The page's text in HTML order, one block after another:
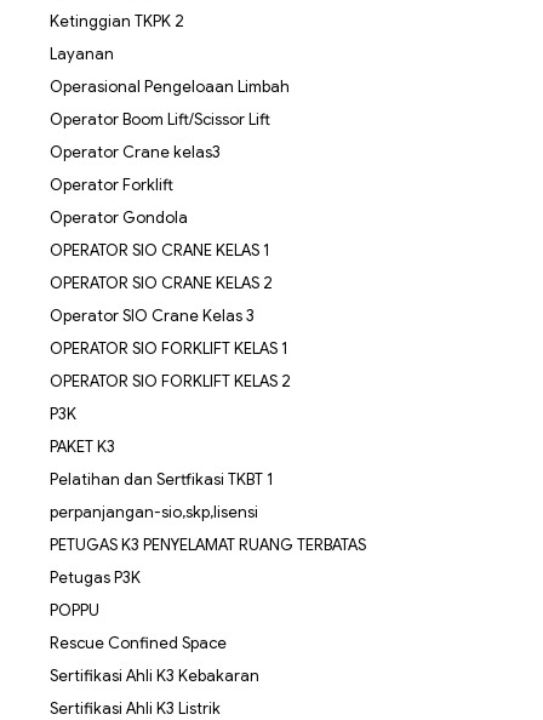
Ketinggian TKPK 2
Layanan
Operasional Pengeloaan Limbah
Operator Boom Lift/Scissor Lift
Operator Crane kelas3
Operator Forklift
Operator Gondola
OPERATOR SIO CRANE KELAS 1
OPERATOR SIO CRANE KELAS 2
Operator SIO Crane Kelas 3
OPERATOR SIO FORKLIFT KELAS 1
OPERATOR SIO FORKLIFT KELAS 2
P3K
PAKET K3
Pelatihan dan Sertfikasi TKBT 1
perpanjangan-sio,skp,lisensi
PETUGAS K3 PENYELAMAT RUANG TERBATAS
Petugas P3K
POPPU
Rescue Confined Space
Sertifikasi Ahli K3 Kebakaran
Sertifikasi Ahli K3 Listrik